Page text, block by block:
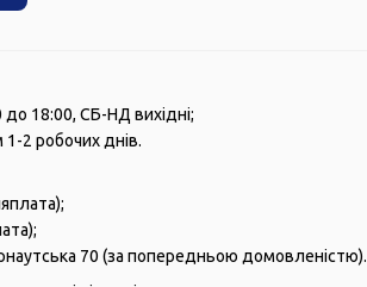
18:00, СБ-НД вихідні;
2 робочих днів.
70 (за попередньою домовленістю).